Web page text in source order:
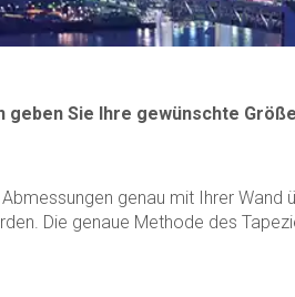
Sie Ihre gewünschte
genau mit Ihrer Wand
Die genaue Methode des